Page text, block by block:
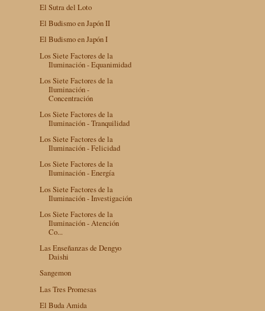
El Sutra del Loto
El Budismo en Japón II
El Budismo en Japón I
Los Siete Factores de la
Iluminación - Equanimidad
Los Siete Factores de la
Iluminación -
Concentración
Los Siete Factores de la
Iluminación - Tranquilidad
Los Siete Factores de la
Iluminación - Felicidad
Los Siete Factores de la
Iluminación - Energía
Los Siete Factores de la
Iluminación - Investigación
Los Siete Factores de la
Iluminación - Atención
Co...
Las Enseñanzas de Dengyo
Daishi
Sangemon
Las Tres Promesas
El Buda Amida